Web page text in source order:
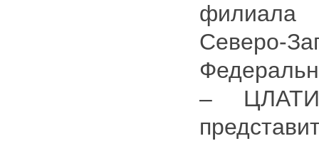
Северо-
–